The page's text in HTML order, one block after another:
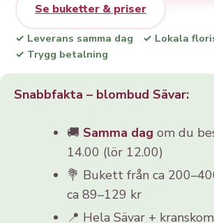
Se buketter & priser
✓ Leverans samma dag
✓ Lokala
✓ Trygg betalning
Snabbfakta – blombud Sävar:
🚚 Samma dag om du
14.00 (lör 12.00)
💐 Bukett från ca
ca 89–129 kr
📍 Hela Sävar +